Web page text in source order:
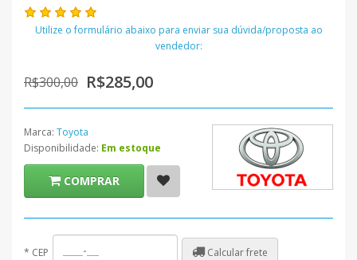
Utilize o formulário abaixo para enviar sua dúvida/proposta ao
vendedor:
R$300,00 R$285,00
Marca: Toyota
Disponibilidade: Em estoque
COMPRAR
* CEP Calcular frete